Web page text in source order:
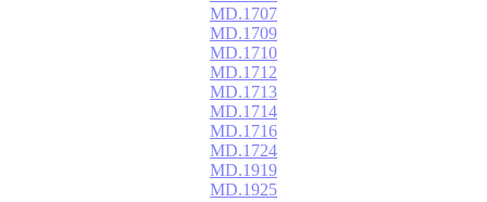
MD.1707
MD.1709
MD.1710
MD.1712
MD.1713
MD.1714
MD.1716
MD.1724
MD.1919
MD.1925